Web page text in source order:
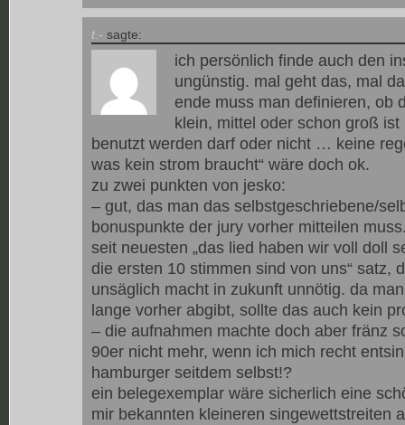
t.- sagte:
ich persönlich finde auch den
ungünstig. mal geht das, mal
ende muss man definieren, ob
klein, mittel oder schon groß
benutzt werden darf oder nicht … keine
was kein strom braucht“ wäre doch ok.
zu zwei punkten von jesko:
– gut, das man das selbstgeschriebene/
bonuspunkte der jury vorher mitteilen
seit neuesten „das lied haben wir voll doll
die ersten 10 stimmen sind von uns“ satz,
unsäglich macht in zukunft unnötig. da
lange vorher abgibt, sollte das auch kein
– die aufnahmen machte doch aber fränz
90er nicht mehr, wenn ich mich recht
hamburger seitdem selbst!?
ein belegexemplar wäre sicherlich eine
mir bekannten kleineren singewettstreiten